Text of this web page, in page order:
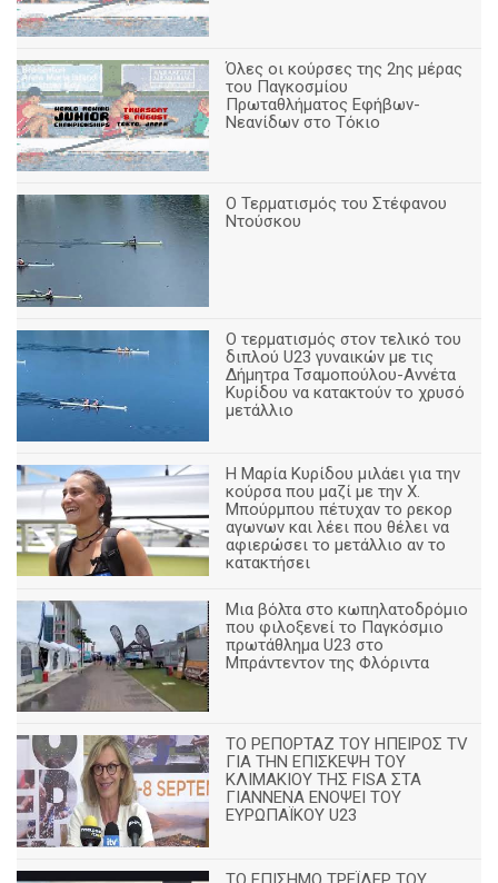
Όλες οι κούρσες της 2ης μέρας
του Παγκοσμίου
Πρωταθλήματος Εφήβων-
Νεανίδων στο Τόκιο
Ο Τερματισμός του Στέφανου
Ντούσκου
Ο τερματισμός στον τελικό του
διπλού U23 γυναικών με τις
Δήμητρα Τσαμοπούλου-Αννέτα
Κυρίδου να κατακτούν το χρυσό
μετάλλιο
Η Μαρία Κυρίδου μιλάει για την
κούρσα που μαζί με την Χ.
Μπούρμπου πέτυχαν το ρεκορ
αγωνων και λέει που θέλει να
αφιερώσει το μετάλλιο αν το
κατακτήσει
Μια βόλτα στο κωπηλατοδρόμιο
που φιλοξενεί το Παγκόσμιο
πρωτάθλημα U23 στο
Μπράντεντον της Φλόριντα
ΤΟ ΡΕΠΟΡΤΑΖ ΤΟΥ ΗΠΕΙΡΟΣ TV
ΓΙΑ ΤΗΝ ΕΠΙΣΚΕΨΗ ΤΟΥ
ΚΛΙΜΑΚΙΟΥ ΤΗΣ FISA ΣΤΑ
ΓΙΑΝΝΕΝΑ ΕΝΟΨΕΙ ΤΟΥ
ΕΥΡΩΠΑΪΚΟΥ U23